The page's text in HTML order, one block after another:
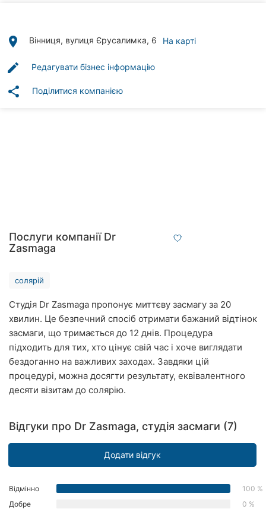
рубрики
Хмельницький
Рівне
Одеса
Кропивницький
Київ
Харків
Дніпро
Ріг
place Вінниця, вулиця Єрусалимка, 6 На карті
edit Редагувати бізнес інформацію
share Поділитися компанією
Послуги компанії Dr
Zasmaga
солярій
Студія Dr Zasmaga пропонує миттєву засмагу за 20
хвилин. Це безпечний спосіб отримати бажаний відтінок
засмаги, що тримається до 12 днів. Процедура
підходить для тих, хто цінує свій час і хоче виглядати
бездоганно на важливих заходах. Завдяки цій
процедурі, можна досягти результату, еквівалентного
десяти візитам до солярію.
Відгуки про Dr Zasmaga, студія засмаги (7)
Додати відгук
Відмінно
100 %
Добре
0 %